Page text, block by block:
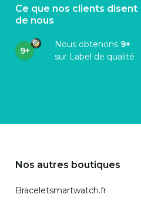
Ce que nos clients disent
de nous
9+
Nous obtenons 9+
sur Label de qualité
Nos autres boutiques
Braceletsmartwatch.fr